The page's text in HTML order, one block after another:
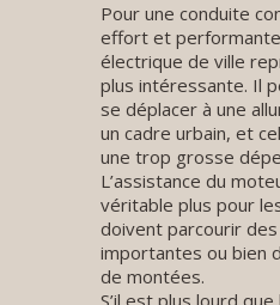
Pour une conduite
effort et
électrique de ville
plus intéressante. Il
se déplacer à une
un cadre urbain, et
une trop grosse
L’assistance du
véritable plus pour
doivent parcourir
importantes ou bien
de montées.
S’il est plus lourd